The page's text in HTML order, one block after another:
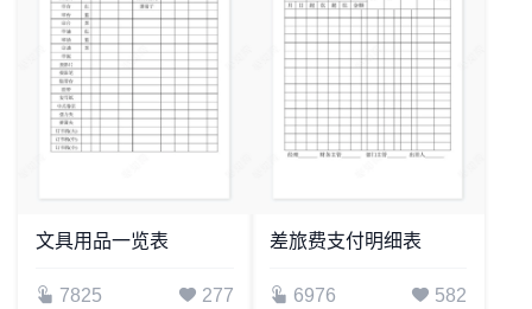
文具用品一览表
7825 277
差旅费支付明细表
6976 582